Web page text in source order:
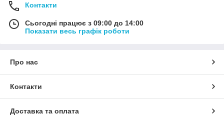
Контакти
Сьогодні працює з 09:00 до 14:00
Показати весь графік роботи
Про нас
Контакти
Доставка та оплата